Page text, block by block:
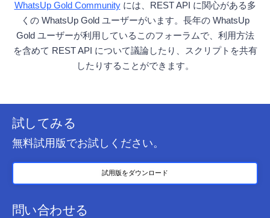
WhatsUp Gold Communityには、REST API に関心がある多
くの WhatsUp Gold ユーザーがいます。長年の WhatsUp
Gold ユーザーが利用しているこのフォーラムで、利用方法
を含めて REST API について議論したり、スクリプトを共有
したりすることができます。
試してみる
無料試用版でお試しください。
試用版をダウンロード
問い合わせる